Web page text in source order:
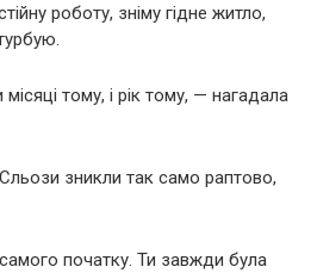
роботу, зніму гідне житло,
тому, і рік тому, — нагадала
зникли так само раптово,
початку. Ти завжди була